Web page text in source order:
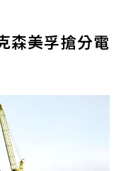
森美孚搶分電